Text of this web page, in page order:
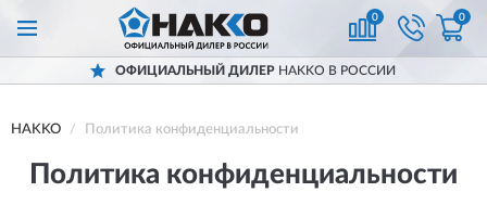
0 0
ОФИЦИАЛЬНЫЙ ДИЛЕРHAKKO В РОССИИ
HAKKO Политика конфиденциальности
Политика конфиденциальности